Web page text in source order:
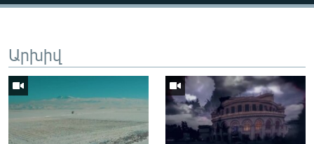
Հայերեն
English
Русский
Արխիվ